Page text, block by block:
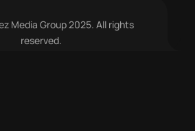
Media Group 2025. All rights
reserved.